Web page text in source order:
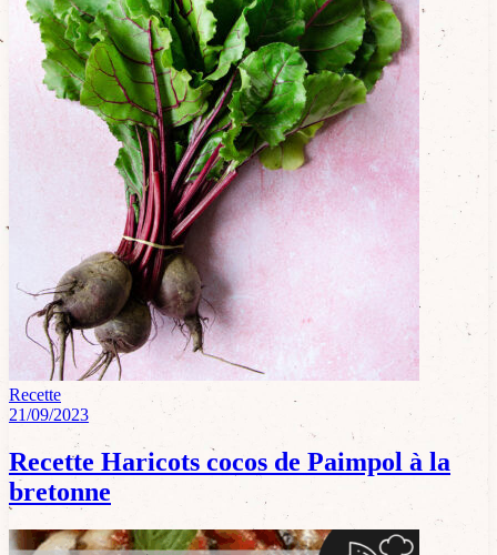
Recette
21/09/2023
Recette Haricots cocos de Paimpol à la
bretonne